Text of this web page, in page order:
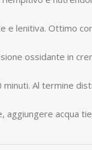
e lenitiva. Ottimo
ossidante in
Al termine
acqua